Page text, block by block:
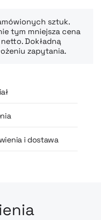
marki.
sztuk.
tym mniejsza cena
Dokładną
zapytania.
i dostawa